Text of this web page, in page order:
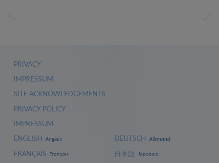
PRIVACY
IMPRESSUM
SITE ACKNOWLEDGEMENTS
PRIVACY POLICY
IMPRESSUM
ENGLISH Anglais
FRANÇAIS Français
DEUTSCH Allemand
日本語 Japonais